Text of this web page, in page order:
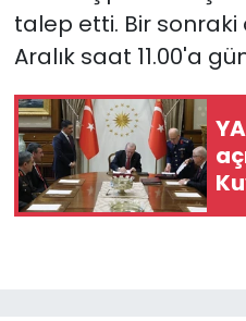
talep etti. Bir
Aralık saat 11.00'a